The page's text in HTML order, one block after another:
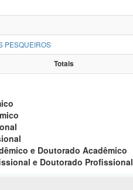
PESQUEIROS
Totais
e Doutorado Acadêmico
e Doutorado Profissional